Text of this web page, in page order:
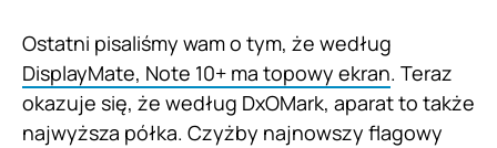
Ostatni pisaliśmy wam o tym, że według
DisplayMate, Note 10+ ma topowy ekran. Teraz
okazuje się, że według DxOMark, aparat to także
najwyższa półka. Czyżby najnowszy flagowy